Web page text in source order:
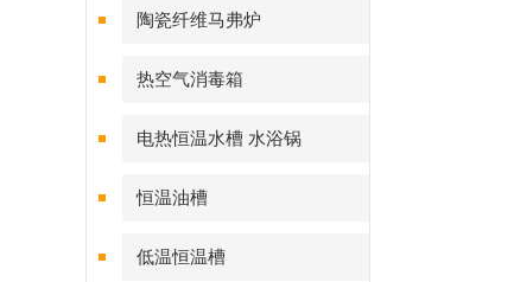
陶瓷纤维马弗炉
热空气消毒箱
电热恒温水槽 水浴锅
恒温油槽
低温恒温槽